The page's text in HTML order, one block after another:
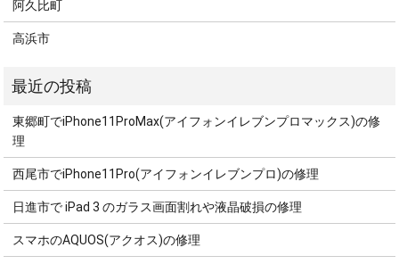
阿久比町
高浜市
東郷町でiPhone11ProMax(アイフォンイレブンプロマックス)の修
理
西尾市でiPhone11Pro(アイフォンイレブンプロ)の修理
日進市で iPad 3 のガラス画面割れや液晶破損の修理
スマホのAQUOS(アクオス)の修理